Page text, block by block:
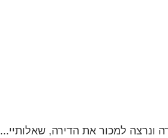
ונרצה למכור את הדירה, שאלותיי...